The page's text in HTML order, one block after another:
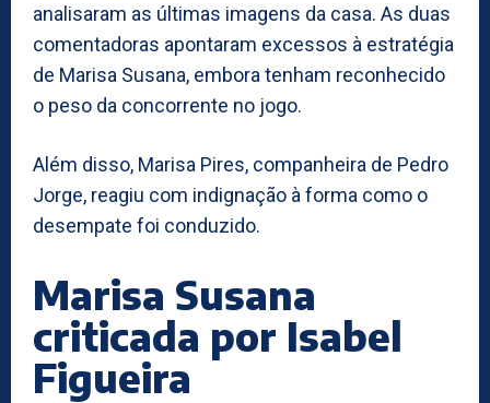
analisaram as últimas imagens da casa. As duas
comentadoras apontaram excessos à estratégia
de Marisa Susana, embora tenham reconhecido
o peso da concorrente no jogo.
Além disso, Marisa Pires, companheira de Pedro
Jorge, reagiu com indignação à forma como o
desempate foi conduzido.
Marisa Susana
criticada por Isabel
Figueira